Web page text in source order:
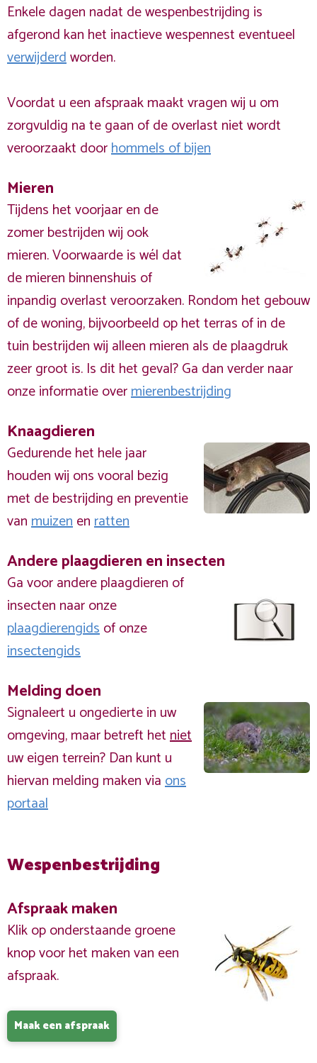
Enkele dagen nadat de wespenbestrijding is
afgerond kan het inactieve wespennest eventueel
verwijderdworden.
Voordat u een afspraak maakt vragen wij u om
zorgvuldig na te gaan of de overlast niet wordt
veroorzaakt doorhommels of bijen
Mieren
Tijdens het voorjaar en de
zomer bestrijden wij ook
mieren. Voorwaarde is wél dat
de mieren binnenshuis of
inpandig overlast veroorzaken. Rondom het gebouw
of de woning, bijvoorbeeld op het terras of in de
tuin bestrijden wij alleen mieren als de plaagdruk
zeer groot is. Is dit het geval? Ga dan verder naar
onze informatie overmierenbestrijding
Knaagdieren
Gedurende het hele jaar
houden wij ons vooral bezig
met de bestrijding en preventie
vanmuizenenratten
Andere plaagdieren en insecten
Ga voor andere plaagdieren of
insecten naar onze
plaagdierengidsof onze
insectengids
Melding doen
Signaleert u ongedierte in uw
omgeving, maar betreft hetniet
uw eigen terrein? Dan kunt u
hiervan melding maken viaons
portaal
Wespenbestrijding
Afspraak maken
Klik op onderstaande groene
knop voor het maken van een
afspraak.
Maak een afspraak